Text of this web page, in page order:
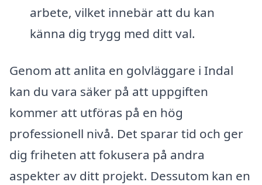
arbete, vilket innebär att du kan
känna dig trygg med ditt val.
Genom att anlita en golvläggare i Indal
kan du vara säker på att uppgiften
kommer att utföras på en hög
professionell nivå. Det sparar tid och ger
dig friheten att fokusera på andra
aspekter av ditt projekt. Dessutom kan en